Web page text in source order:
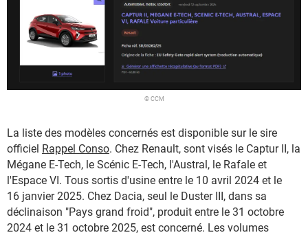
© CCM
La liste des modèles concernés est disponible sur le sire
officiel Rappel Conso. Chez Renault, sont visés le Captur II, la
Mégane E-Tech, le Scénic E-Tech, l'Austral, le Rafale et
l'Espace VI. Tous sortis d'usine entre le 10 avril 2024 et le
16 janvier 2025. Chez Dacia, seul le Duster III, dans sa
déclinaison "Pays grand froid", produit entre le 31 octobre
2024 et le 31 octobre 2025, est concerné. Les volumes